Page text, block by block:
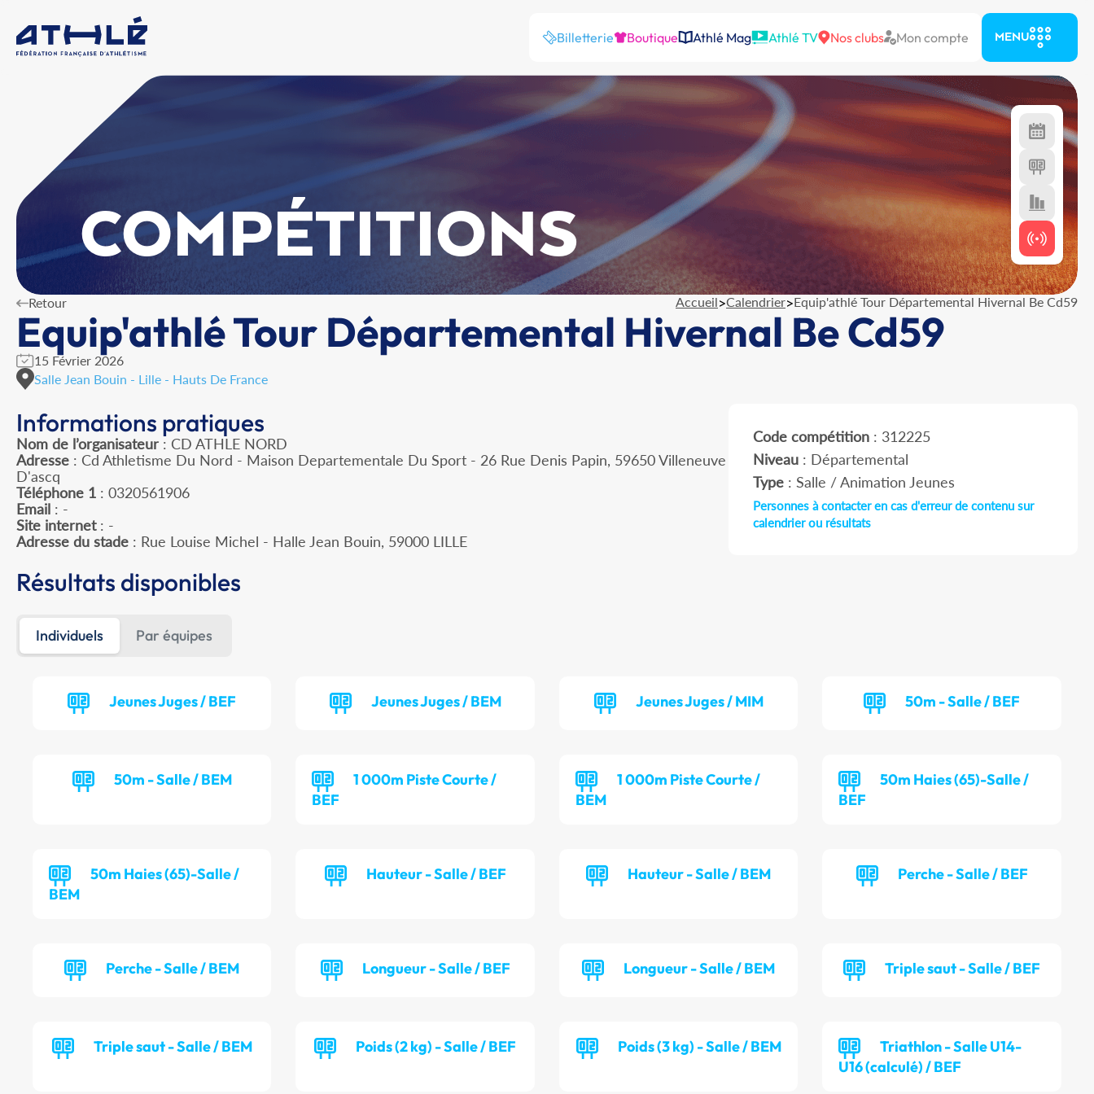
Billetterie Boutique Athlé Mag Athlé TV Nos clubs Mon compte MENU
COMPÉTITIONS
Retour Accueil>Calendrier>Equip'athlé Tour Départemental Hivernal Be Cd59
Equip'athlé Tour Départemental Hivernal Be Cd59
15 Février 2026
Salle Jean Bouin - Lille - Hauts De France
Informations pratiques
Nom de l’organisateur : CD ATHLE NORD
Adresse : Cd Athletisme Du Nord - Maison Departementale Du Sport - 26 Rue Denis Papin, 59650 Villeneuve
D'ascq
Téléphone 1 : 0320561906
Email : -
Site internet: -
Adresse du stade : Rue Louise Michel - Halle Jean Bouin, 59000 LILLE
Code compétition : 312225
Niveau : Départemental
Type : Salle / Animation Jeunes
Personnes à contacter en cas d'erreur de contenu sur
calendrier ou résultats
Résultats disponibles
Individuels Par équipes
Jeunes Juges / BEF Jeunes Juges / BEM Jeunes Juges / MIM 50m - Salle / BEF
50m - Salle / BEM
1 000m Piste Courte /
BEF
1 000m Piste Courte /
BEM
50m Haies (65)-Salle /
BEF
50m Haies (65)-Salle /
BEM
Hauteur - Salle / BEF Hauteur - Salle / BEM Perche - Salle / BEF
Perche - Salle / BEM Longueur - Salle / BEF Longueur - Salle / BEM Triple saut - Salle / BEF
Triple saut - Salle / BEM Poids (2 kg) - Salle / BEF Poids (3 kg) - Salle / BEM
Triathlon - Salle U14-
U16 (calculé) / BEF